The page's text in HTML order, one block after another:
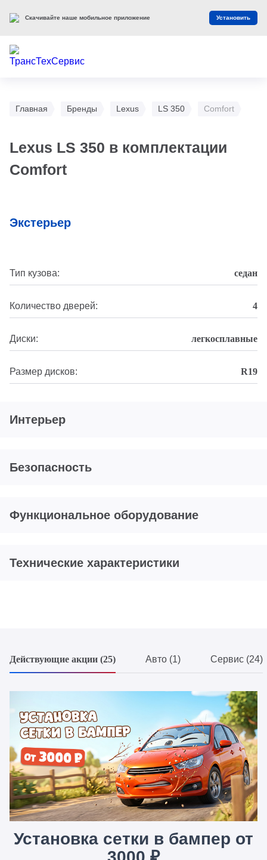
Главная Бренды Lexus LS 350 Comfort
Lexus LS 350 в комплектации
Comfort
Экстерьер
Тип кузова: седан
Количество дверей: 4
Диски: легкосплавные
Размер дисков: R19
Интерьер
Безопасность
Функциональное оборудование
Технические характеристики
Действующие акции (25) Авто (1) Сервис (24)
Установка сетки в бампер от
Скачивайте наше мобильное приложение Установить